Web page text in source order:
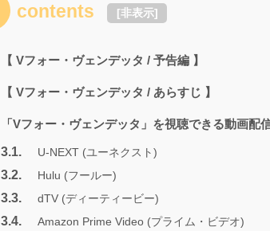
contents [非表示]
【 Vフォー・ヴェンデッタ / 予告編 】
【 Vフォー・ヴェンデッタ / あらすじ 】
「Vフォー・ヴェンデッタ」を視聴できる動画配
3.1. U-NEXT (ユーネクスト)
3.2. Hulu (フールー)
3.3. dTV (ディーティービー)
3.4. Amazon Prime Video (プライム・ビデオ)